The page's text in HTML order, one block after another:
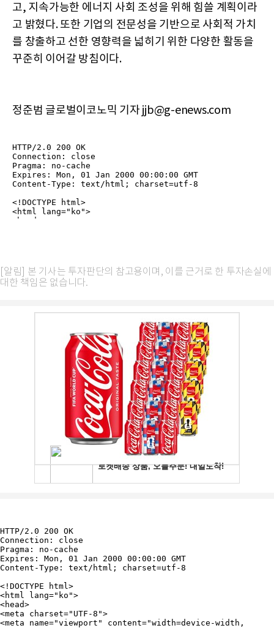
고, 지속가능한 에너지 사회 조성을 위해 힘쓸 계획이라
고 밝혔다. 또한 기업의 전문성을 기반으로 사회적 가치
를 창출하고 선한 영향력을 넓히기 위한 다양한 활동을
꾸준히 이어갈 방침이다.
정준범 글로벌이코노믹 기자 jjb@g-enews.com
[알림] 본 기사는 투자판단의 참고용이며, 이를 근거로 한 투자손실에
대한 책임은 없습니다.